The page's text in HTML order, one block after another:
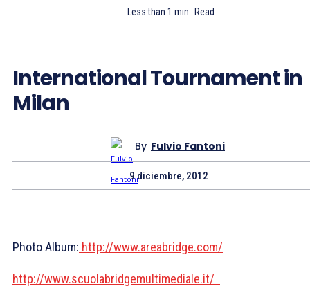
Less than 1 min. Read
International Tournament in
Milan
By Fulvio Fantoni
9 diciembre, 2012
Photo Album: http://www.areabridge.com/
http://www.scuolabridgemultimediale.it/